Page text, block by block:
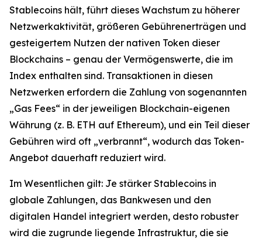
Stablecoins hält, führt dieses Wachstum zu höherer
Netzwerkaktivität, größeren Gebührenerträgen und
gesteigertem Nutzen der nativen Token dieser
Blockchains – genau der Vermögenswerte, die im
Index enthalten sind. Transaktionen in diesen
Netzwerken erfordern die Zahlung von sogenannten
„Gas Fees“ in der jeweiligen Blockchain-eigenen
Währung (z. B. ETH auf Ethereum), und ein Teil dieser
Gebühren wird oft „verbrannt“, wodurch das Token-
Angebot dauerhaft reduziert wird.
Im Wesentlichen gilt: Je stärker Stablecoins in
globale Zahlungen, das Bankwesen und den
digitalen Handel integriert werden, desto robuster
wird die zugrunde liegende Infrastruktur, die sie